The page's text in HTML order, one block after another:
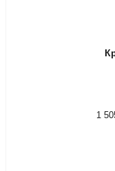
1